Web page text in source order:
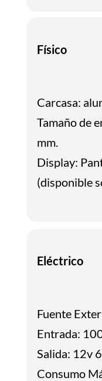
Físico
Carcasa:
Tamaño de
mm.
Display:
(disponible
Eléctrico
Fuente
Entrada:
Salida: 12v
Consumo